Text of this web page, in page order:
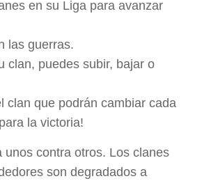
en su Liga para avanzar
las guerras.
clan, puedes subir, bajar o
clan que podrán cambiar cada
la victoria!
unos contra otros. Los clanes
son degradados a